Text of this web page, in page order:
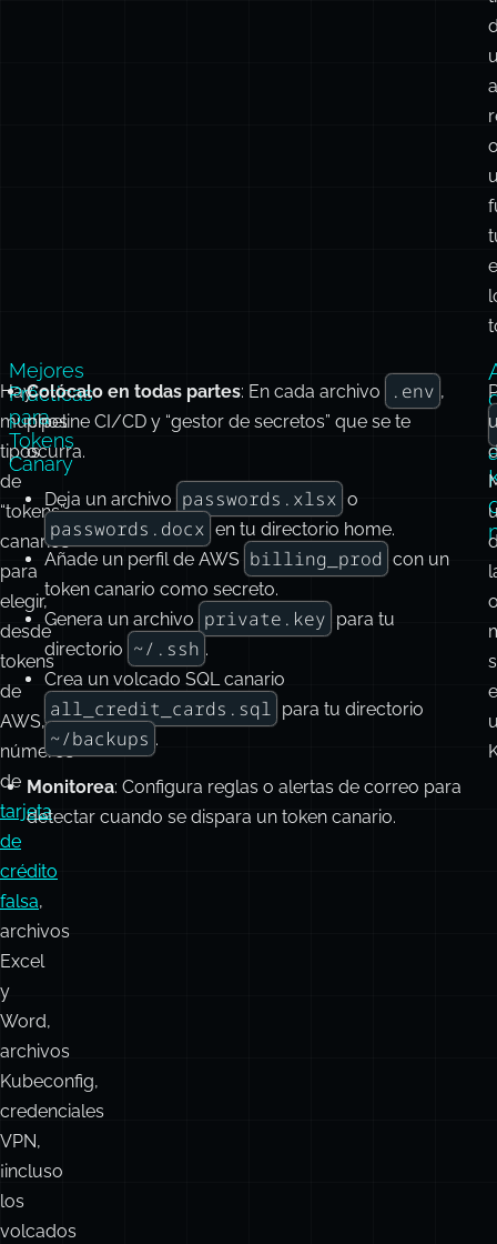
Hay
muchos
tipos
de
“tokens”
canarios
para
elegir,
desde
tokens
de
AWS,
números
de
tarjeta
de
crédito
falsa,
archivos
Excel
y
Word,
archivos
Kubeconfig,
credenciales
VPN,
¡incluso
los
volcados
Mejores
Prácticas
para
Tokens
Canary
Colócalo en todas partes: En cada archivo .env ,
pipeline CI/CD y “gestor de secretos” que se te
ocurra.
Deja un archivo passwords.xlsx o
passwords.docx en tu directorio home.
Añade un perfil de AWS billing_prod con un
token canario como secreto.
Genera un archivo private.key para tu
directorio ~/.ssh .
Crea un volcado SQL canario
all_credit_cards.sql para tu directorio
~/backups .
Monitorea: Configura reglas o alertas de correo para
detectar cuando se dispara un token canario.